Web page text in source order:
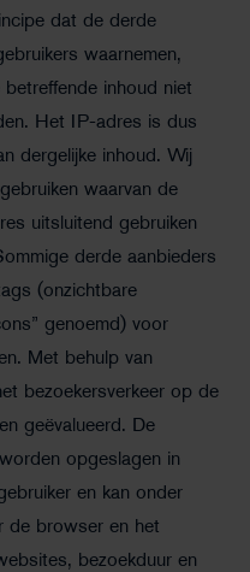
dat de derde
waarnemen,
inhoud niet
Het IP-adres is dus
dergelijke inhoud. Wij
waarvan de
uitsluitend gebruiken
derde aanbieders
(onzichtbare
genoemd) voor
Met behulp van
bezoekersverkeer op de
geëvalueerd. De
opgeslagen in
en kan onder
de browser en het
bezoekduur en